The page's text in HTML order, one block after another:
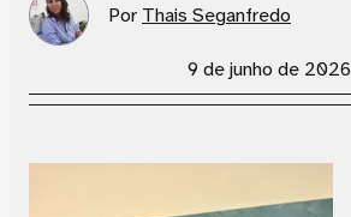
Por Thais Seganfredo
9 de junho de 2026